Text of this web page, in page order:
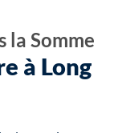
la Somme
à Long